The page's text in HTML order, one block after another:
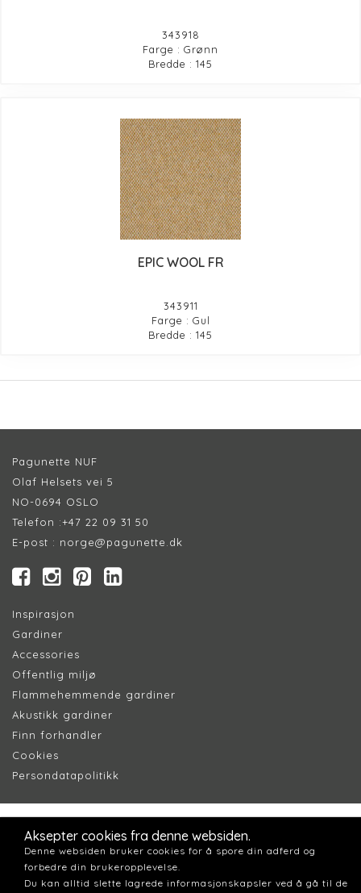
343918
Farge : Grønn
Bredde : 145
EPIC WOOL FR
343911
Farge : Gul
Bredde : 145
Pagunette NUF
Olaf Helsets vei 5
NO-0694 OSLO
Telefon :+47 22 09 31 50
E-post : norge@pagunette.dk
Inspirasjon
Gardiner
Accessories
Offentlig miljø
Flammehemmende gardiner
Akustikk gardiner
Finn forhandler
Cookies
Persondatapolitikk
Aksepter cookies fra denne websiden.
Denne websiden bruker cookies for å spore din adferd og
forbedre din brukeropplevelse.
Du kan alltid slette lagrede informasjonskapsler ved å gå til de